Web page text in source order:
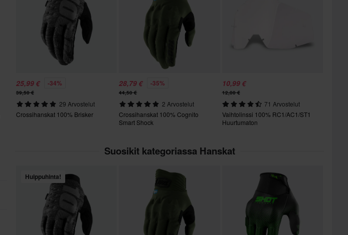
25,99 € -34%
39,50 €
29 Arvostelut
Crossihanskat 100% Brisker
28,79 € -35%
44,50 €
2 Arvostelut
Crossihanskat 100% Cognito
Smart Shock
10,99 €
12,00 €
71 Arvostelut
Vaihtolinssi 100% RC1/AC1/ST1
Huurtumaton
Suosikit kategoriassa Hanskat
Huippuhinta!